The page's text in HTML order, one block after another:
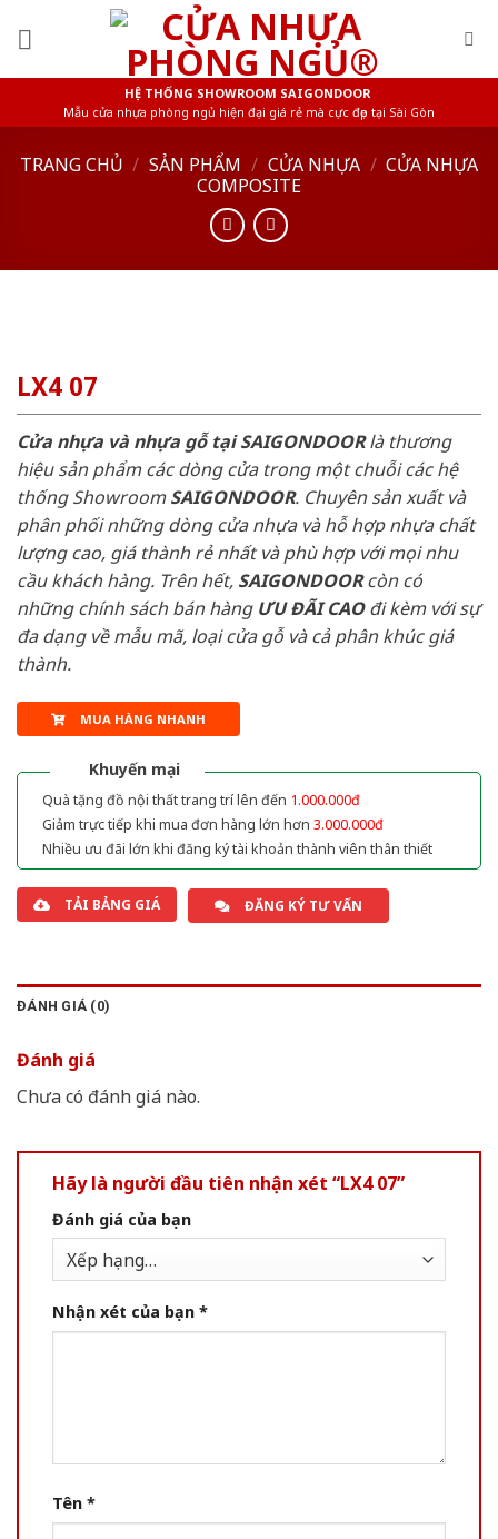
HỆ THỐNG SHOWROOM SAIGONDOOR
Mẫu cửa nhựa phòng ngủ hiện đại giá rẻ mà cực đẹp tại Sài Gòn
TRANG CHỦ / SẢN PHẨM / CỬA NHỰA / CỬA NHỰA
COMPOSITE
LX4 07
Cửa nhựa và nhựa gỗ tại SAIGONDOORlà thương
hiệu sản phẩm các dòng cửa trong một chuỗi các hệ
thống ShowroomSAIGONDOOR. Chuyên sản xuất và
phân phối những dòng cửa nhựa và hỗ hợp nhựa chất
lượng cao, giá thành rẻ nhất và phù hợp với mọi nhu
cầu khách hàng. Trên hết, SAIGONDOORcòn có
những chính sách bán hàng ƯU ĐÃI CAOđi kèm với sự
đa dạng về mẫu mã, loại cửa gỗ và cả phân khúc giá
thành.
MUA HÀNG NHANH
Khuyến mại
Quà tặng đồ nội thất trang trí lên đến 1.000.000đ
Giảm trực tiếp khi mua đơn hàng lớn hơn 3.000.000đ
Nhiều ưu đãi lớn khi đăng ký tài khoản thành viên thân thiết
TẢI BẢNG GIÁ ĐĂNG KÝ TƯ VẤN
ĐÁNH GIÁ (0)
Đánh giá
Chưa có đánh giá nào.
Hãy là người đầu tiên nhận xét “LX4 07”
Đánh giá của bạn
Nhận xét của bạn *
Tên *